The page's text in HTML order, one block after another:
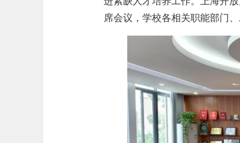
席会议，学校各相关职能部门